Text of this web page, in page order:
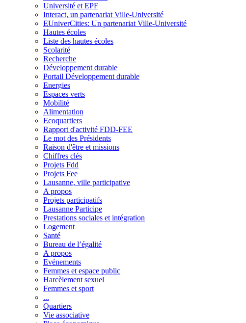
Université et EPF
Interact, un partenariat Ville-Université
EUniverCities: Un partenariat Ville-Université
Hautes écoles
Liste des hautes écoles
Scolarité
Recherche
Développement durable
Portail Développement durable
Energies
Espaces verts
Mobilité
Alimentation
Ecoquartiers
Rapport d'activité FDD-FEE
Le mot des Présidents
Raison d'être et missions
Chiffres clés
Projets Fdd
Projets Fee
Lausanne, ville participative
A propos
Projets participatifs
Lausanne Participe
Prestations sociales et intégration
Logement
Santé
Bureau de l’égalité
A propos
Evénements
Femmes et espace public
Harcèlement sexuel
Femmes et sport
...
Quartiers
Vie associative